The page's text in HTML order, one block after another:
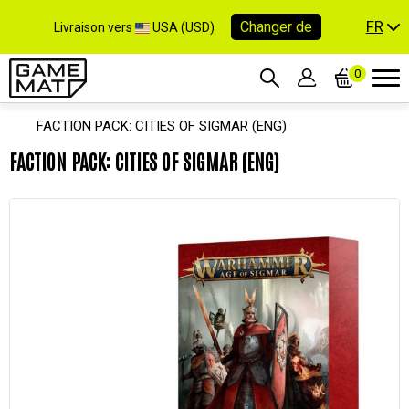
Livraison vers USA (USD) Changer de FR
0
FACTION PACK: CITIES OF SIGMAR (ENG)
FACTION PACK: CITIES OF SIGMAR (ENG)